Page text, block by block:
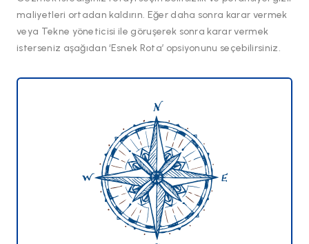
maliyetleri ortadan kaldırın. Eğer daha sonra karar vermek
veya Tekne yöneticisi ile göruşerek sonra karar vermek
isterseniz aşağıdan ‘Esnek Rota’ opsiyonunu seçebilirsiniz.